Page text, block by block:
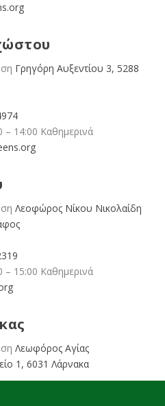
Γρηγόρη Αυξεντίου 3, 5288
– 14:00 Καθημερινά
Λεοφώρος Νίκου Νικολαίδη
– 15:00 Καθημερινά
Λεωφόρος Αγίας
1, 6031 Λάρνακα